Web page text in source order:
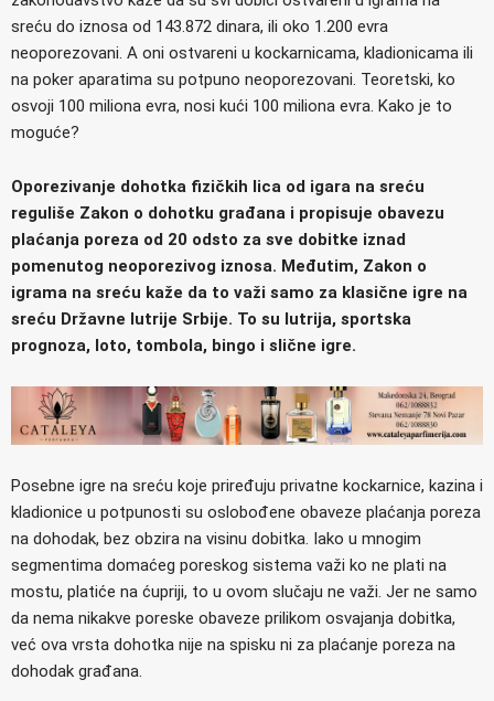
sreću do iznosa od 143.872 dinara, ili oko 1.200 evra
neoporezovani. A oni ostvareni u kockarnicama, kladionicama ili
na poker aparatima su potpuno neoporezovani. Teoretski, ko
osvoji 100 miliona evra, nosi kući 100 miliona evra. Kako je to
moguće?
Oporezivanje dohotka fizičkih lica od igara na sreću
reguliše Zakon o dohotku građana i propisuje obavezu
plaćanja poreza od 20 odsto za sve dobitke iznad
pomenutog neoporezivog iznosa. Međutim, Zakon o
igrama na sreću kaže da to važi samo za klasične igre na
sreću Državne lutrije Srbije. To su lutrija, sportska
prognoza, loto, tombola, bingo i slične igre.
Posebne igre na sreću koje priređuju privatne kockarnice, kazina i
kladionice u potpunosti su oslobođene obaveze plaćanja poreza
na dohodak, bez obzira na visinu dobitka. Iako u mnogim
segmentima domaćeg poreskog sistema važi ko ne plati na
mostu, platiće na ćupriji, to u ovom slučaju ne važi. Jer ne samo
da nema nikakve poreske obaveze prilikom osvajanja dobitka,
već ova vrsta dohotka nije na spisku ni za plaćanje poreza na
dohodak građana.